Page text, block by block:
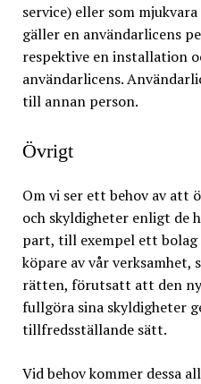
service) eller som
gäller en användarlicens
respektive en installation
användarlicens.
till annan person.
Övrigt
Om vi ser ett behov av att
och skyldigheter enligt de
part, till exempel ett
köpare av vår verksamhet,
rätten, förutsatt att den
fullgöra sina skyldigheter
tillfredsställande sätt.
Vid behov kommer dessa